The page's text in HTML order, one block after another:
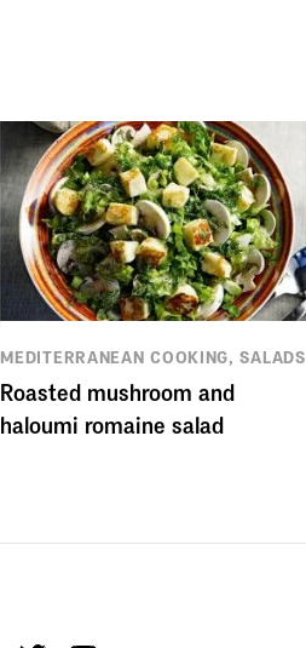
MEDITERRANEAN COOKING, SALADS
Roasted mushroom and
haloumi romaine salad